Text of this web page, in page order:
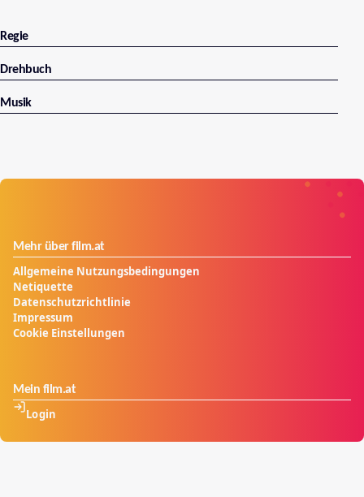
mitten in den Rocky Mountains allein gelassen wurde,
als er gerade einmal acht Jahre alt war, von schrägen
Typen, die er in seinem Internat getroffen hat, von
begegnet sind, von einem traumhaft schönem
Regie
Drehbuch
Musik
Mehr über film.at
Allgemeine Nutzungsbedingungen
Netiquette
Datenschutzrichtlinie
Impressum
Cookie Einstellungen
Mein film.at
Login